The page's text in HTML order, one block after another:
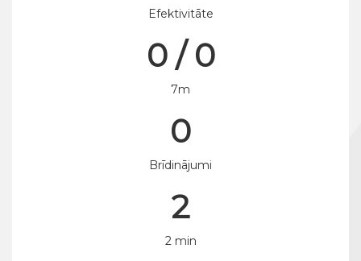
Efektivitāte
0 / 0
7m
0
Brīdinājumi
2
2 min